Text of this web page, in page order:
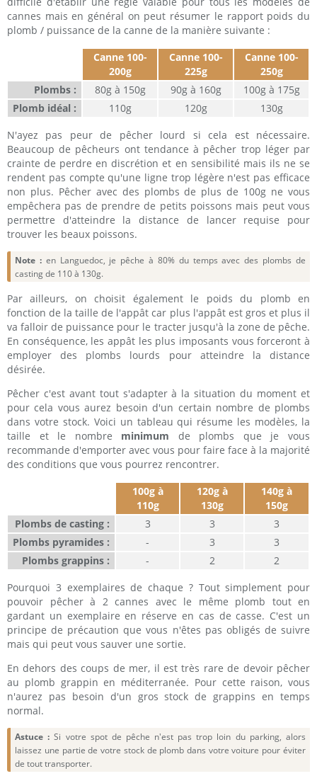
cannes mais en général on peut résumer le rapport poids du
plomb / puissance de la canne de la manière suivante :
Canne 100-
200g
Canne 100-
225g
Canne 100-
250g
Plombs :
80g à 150g 90g à 160g
100g à 175g
Plomb idéal :
110g 120g
130g
N'ayez pas peur de pêcher lourd si cela est nécessaire.
Beaucoup de pêcheurs ont tendance à pêcher trop léger par
crainte de perdre en discrétion et en sensibilité mais ils ne se
rendent pas compte qu'une ligne trop légère n'est pas efficace
non plus. Pêcher avec des plombs de plus de 100g ne vous
empêchera pas de prendre de petits poissons mais peut vous
permettre d'atteindre la distance de lancer requise pour
trouver les beaux poissons.
Note :en Languedoc, je pêche à 80% du temps avec des plombs de
casting de 110 à 130g.
Par ailleurs, on choisit également le poids du plomb en
fonction de la taille de l'appât car plus l'appât est gros et plus il
va falloir de puissance pour le tracter jusqu'à la zone de pêche.
En conséquence, les appât les plus imposants vous forceront à
employer des plombs lourds pour atteindre la distance
désirée.
Pêcher c'est avant tout s'adapter à la situation du moment et
pour cela vous aurez besoin d'un certain nombre de plombs
dans votre stock. Voici un tableau qui résume les modèles, la
taille et le nombre minimum de plombs que je vous
recommande d'emporter avec vous pour faire face à la majorité
des conditions que vous pourrez rencontrer.
100g à
110g
120g à
130g
140g à
150g
Plombs de casting :
3 3
3
Plombs pyramides :
- 3
3
Plombs grappins :
- 2
2
Pourquoi 3 exemplaires de chaque ? Tout simplement pour
pouvoir pêcher à 2 cannes avec le même plomb tout en
gardant un exemplaire en réserve en cas de casse. C'est un
principe de précaution que vous n'êtes pas obligés de suivre
mais qui peut vous sauver une sortie.
En dehors des coups de mer, il est très rare de devoir pêcher
au plomb grappin en méditerranée. Pour cette raison, vous
n'aurez pas besoin d'un gros stock de grappins en temps
normal.
Astuce : Si votre spot de pêche n'est pas trop loin du parking, alors
laissez une partie de votre stock de plomb dans votre voiture pour éviter
de tout transporter.